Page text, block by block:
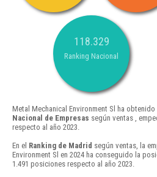
118.329
Ranking Nacional
Metal Mechanical Environment Sl ha
Nacional de Empresas según ventas ,
respecto al año 2023.
En el Ranking de Madrid según ventas, la
Environment Sl en 2024 ha conseguido la
1.491 posiciones respecto al año 2023.